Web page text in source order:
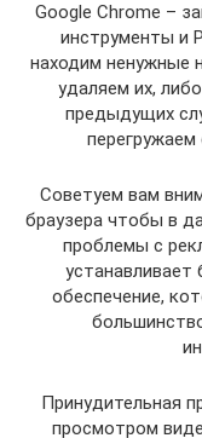
Google Chrome –
инструменты и
находим ненужные
удаляем их,
предыдущих
перегружаем
Советуем вам
браузера чтобы в
проблемы с
устанавливает
обеспечение,
Принудительная
просмотром